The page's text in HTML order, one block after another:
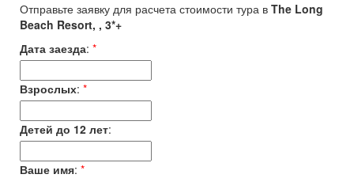
Отправьте заявку для расчета стоимости тура в The Long
Beach Resort, , 3*+
Дата заезда: *
Взрослых: *
Детей до 12 лет:
Ваше имя: *